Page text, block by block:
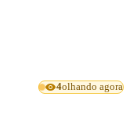
visibility4olhando agora